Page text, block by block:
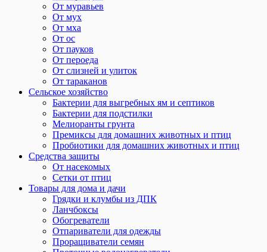
От муравьев
От мух
От мха
От ос
От пауков
От пероеда
От слизней и улиток
От тараканов
Сельское хозяйство
Бактерии для выгребных ям и септиков
Бактерии для подстилки
Мелиоранты грунта
Премиксы для домашних животных и птиц
Пробиотики для домашних животных и птиц
Средства защиты
От насекомых
Сетки от птиц
Товары для дома и дачи
Грядки и клумбы из ДПК
Ланчбоксы
Обогреватели
Отпариватели для одежды
Проращиватели семян